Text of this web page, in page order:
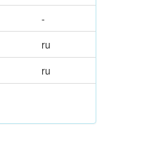
-
ru
ru